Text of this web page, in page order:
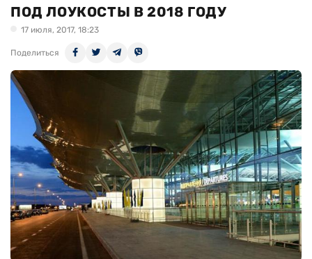
ПОД ЛОУКОСТЫ В 2018 ГОДУ
17 июля, 2017, 18:23
Поделиться